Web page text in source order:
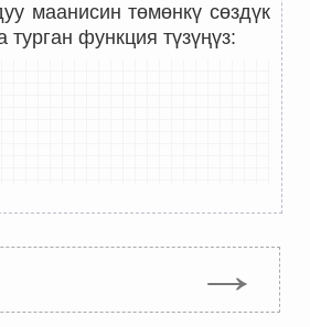
маанисин төмөнкү сөздүк
турган функция түзүңүз:
→